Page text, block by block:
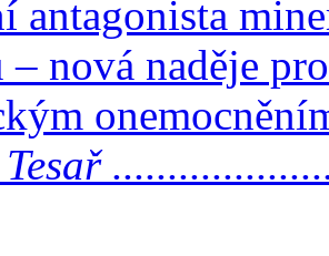
antagonista
– nová naděje